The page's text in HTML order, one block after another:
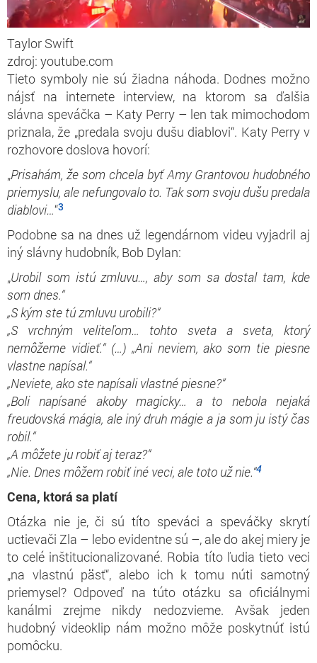
Taylor Swift
zdroj: youtube.com
Tieto symboly nie sú žiadna náhoda. Dodnes možno
nájsť na internete interview, na ktorom sa ďalšia
slávna speváčka – Katy Perry – len tak mimochodom
priznala, že „predala svoju dušu diablovi“. Katy Perry v
rozhovore doslova hovorí:
„Prisahám, že som chcela byť Amy Grantovou hudobného
priemyslu, ale nefungovalo to. Tak som svoju dušu predala
diablovi…“3
Podobne sa na dnes už legendárnom videu vyjadril aj
iný slávny hudobník, Bob Dylan:
„Urobil som istú zmluvu…, aby som sa dostal tam, kde
som dnes.“
„S kým ste tú zmluvu urobili?“
„S vrchným veliteľom… tohto sveta a sveta, ktorý
nemôžeme vidieť.“ (…) „Ani neviem, ako som tie piesne
vlastne napísal.“
„Neviete, ako ste napísalivlastné piesne?“
„Boli napísané akoby magicky… a to nebola nejaká
freudovská mágia, ale iný druh mágie a ja som ju istý čas
robil.“
„A môžete ju robiť aj teraz?“
„Nie. Dnes môžem robiť iné veci, ale toto už nie.“4
Cena, ktorá sa platí
Otázka nie je, či sú títo speváci a speváčky skrytí
uctievači Zla – lebo evidentne sú –, ale do akej miery je
to celé inštitucionalizované. Robia títo ľudia tieto veci
„na vlastnú päsť“, alebo ich k tomu núti samotný
priemysel? Odpoveď na túto otázku sa oficiálnymi
kanálmi zrejme nikdy nedozvieme. Avšak jeden
hudobný videoklip nám možno môže poskytnúť istú
pomôcku.